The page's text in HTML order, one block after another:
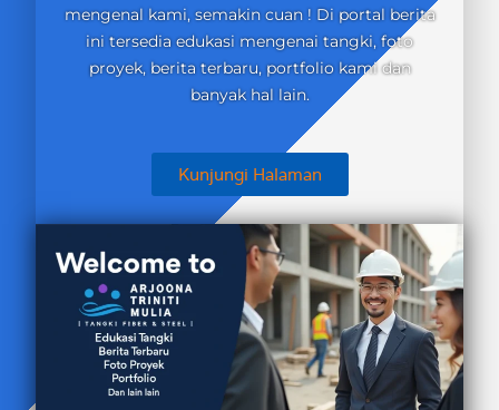
mengenal kami, semakin cuan ! Di portal berita
ini tersedia edukasi mengenai tangki, foto
proyek, berita terbaru, portfolio kami dan
banyak hal lain.
Kunjungi Halaman